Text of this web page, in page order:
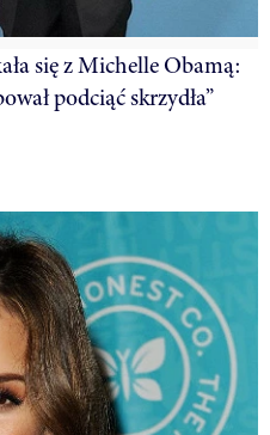
się z Michelle Obamą:
podciąć skrzydła”